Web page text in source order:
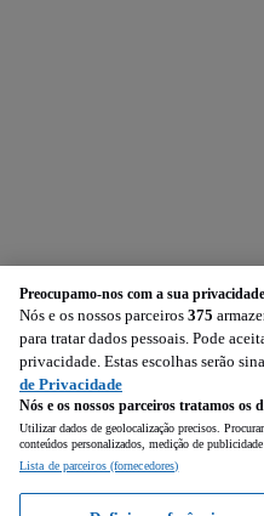
Preocupamo-nos com a sua privacidade
Nós e os nossos parceiros 375
para tratar dados pessoais. Pode
privacidade. Estas escolhas serão
de Privacidade
Nós e os nossos parceiros tratamos os
Utilizar dados de geolocalização precisos.
conteúdos personalizados, medição de
Lista de parceiros (fornecedores)